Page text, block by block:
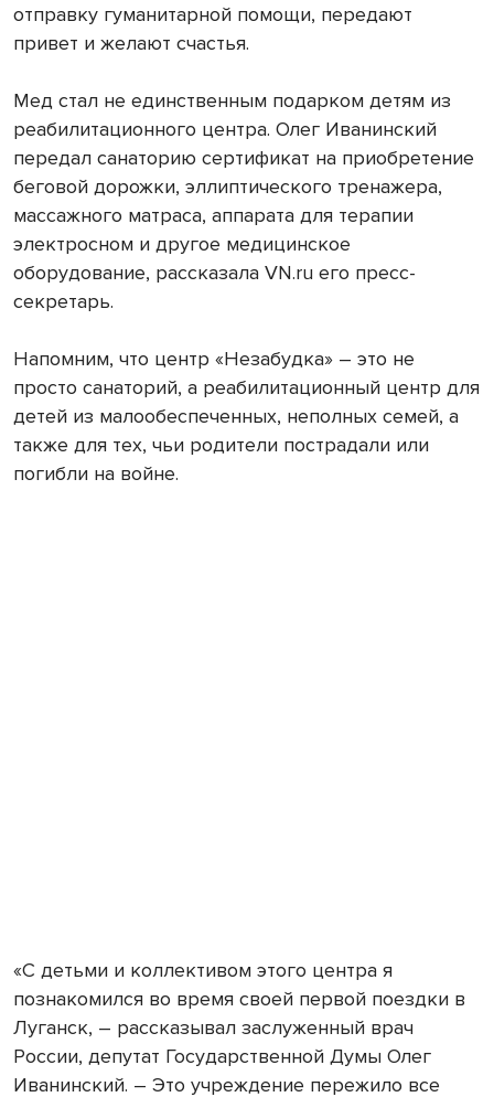
отправку гуманитарной помощи, передают
привет и желают счастья.
Мед стал не единственным подарком детям из
реабилитационного центра. Олег Иванинский
передал санаторию сертификат на приобретение
беговой дорожки, эллиптического тренажера,
массажного матраса, аппарата для терапии
электросном и другое медицинское
оборудование, рассказала VN.ru его пресс-
секретарь.
Напомним, что центр «Незабудка» – это не
просто санаторий, а реабилитационный центр для
детей из малообеспеченных, неполных семей, а
также для тех, чьи родители пострадали или
погибли на войне.
«С детьми и коллективом этого центра я
познакомился во время своей первой поездки в
Луганск, – рассказывал заслуженный врач
России, депутат Государственной Думы Олег
Иванинский. – Это учреждение пережило все